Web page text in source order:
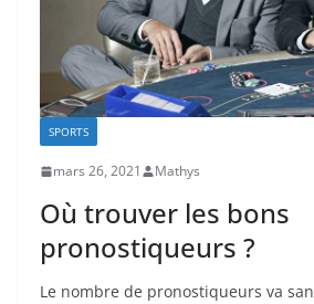
SPORTS
mars 26, 2021 Mathys
Où trouver les bons
pronostiqueurs ?
Le nombre de pronostiqueurs va